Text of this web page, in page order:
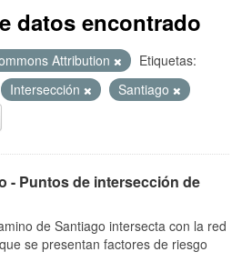
datos encontrado
Attribution
Etiquetas:
Intersección
Santiago
- Puntos de intersección de
de Santiago intersecta con la red
se presentan factores de riesgo